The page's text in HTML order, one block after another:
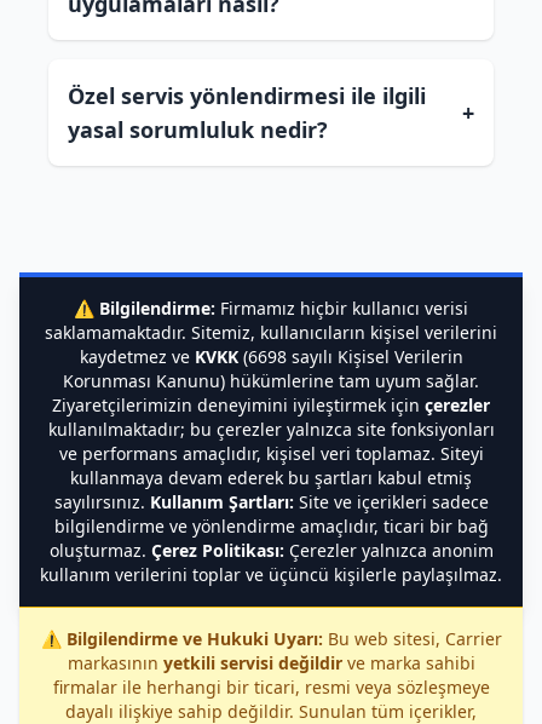
Özel servis yönlendirmesi ile ilgili
yasal sorumluluk nedir?
+
⚠️ Bilgilendirme: Firmamız hiçbir kullanıcı verisi
saklamamaktadır. Sitemiz, kullanıcıların kişisel verilerini
kaydetmez ve KVKK(6698 sayılı Kişisel Verilerin
Korunması Kanunu) hükümlerine tam uyum sağlar.
Ziyaretçilerimizin deneyimini iyileştirmek için çerezler
kullanılmaktadır; bu çerezler yalnızca site fonksiyonları
ve performans amaçlıdır, kişisel veri toplamaz. Siteyi
kullanmaya devam ederek bu şartları kabul etmiş
sayılırsınız. Kullanım Şartları: Site ve içerikleri sadece
bilgilendirme ve yönlendirme amaçlıdır, ticari bir bağ
oluşturmaz. Çerez Politikası: Çerezler yalnızca anonim
kullanım verilerini toplar ve üçüncü kişilerle paylaşılmaz.
⚠️ Bilgilendirme ve Hukuki Uyarı: Bu web sitesi, Carrier
markasının yetkili servisi değildirve marka sahibi
firmalar ile herhangi bir ticari, resmi veya sözleşmeye
dayalı ilişkiye sahip değildir. Sunulan tüm içerikler,